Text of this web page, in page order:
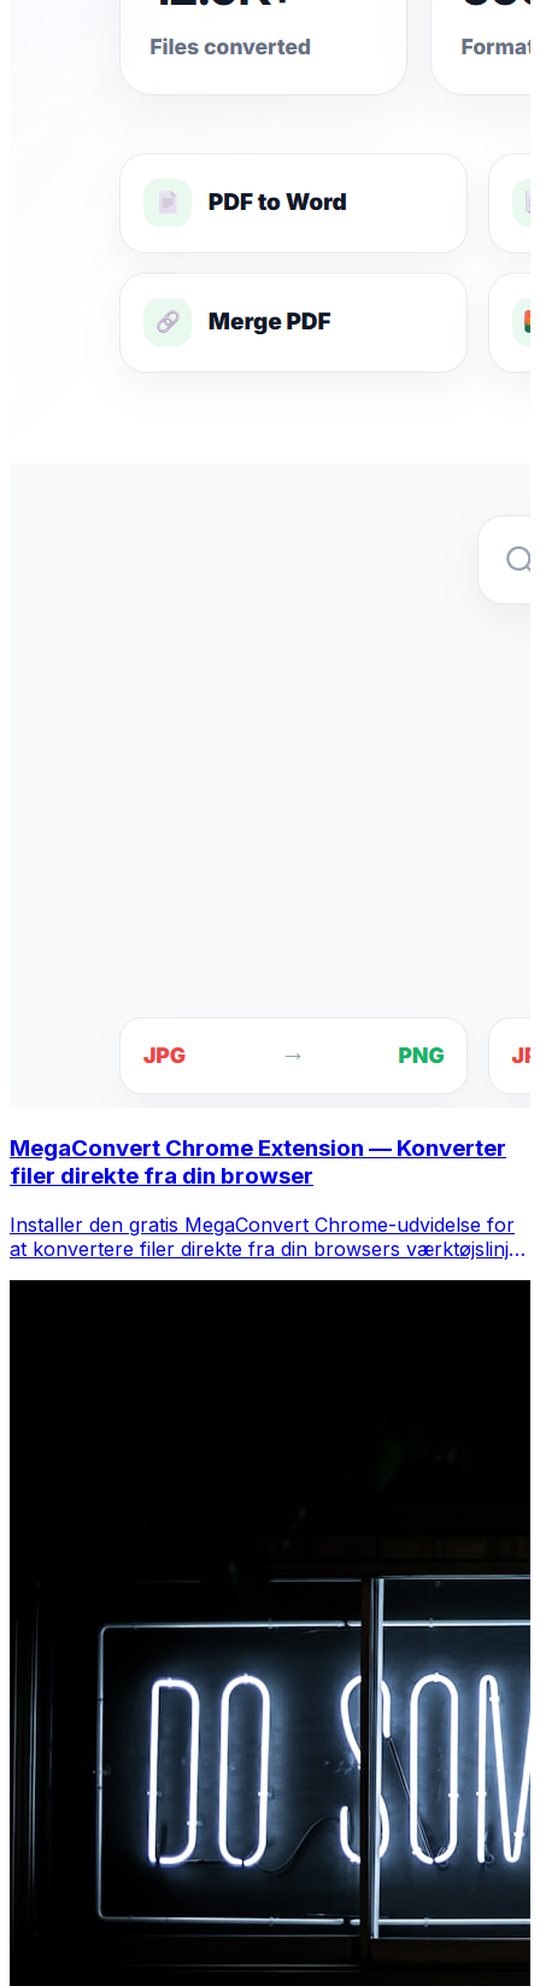
MegaConvert Chrome Extension — Konverter
filer direkte fra din browser
Installer den gratis MegaConvert Chrome-udvidelse for
at konvertere filer direkte fra din browsers værktøjslinje.